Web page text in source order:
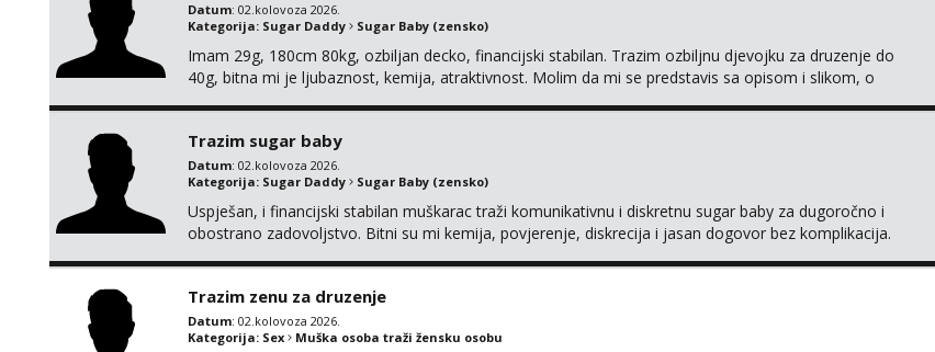
Datum: 02.kolovoza 2026.
Kategorija: Sugar Daddy Sugar Baby (zensko)
Imam 29g, 180cm 80kg, ozbiljan decko, financijski stabilan. Trazim ozbiljnu djevojku za druzenje do
40g, bitna mi je ljubaznost, kemija, atraktivnost. Molim da mi se predstavis sa opisom i slikom, o
Trazim sugar baby
Datum: 02.kolovoza 2026.
Kategorija: Sugar Daddy Sugar Baby (zensko)
Uspješan, i financijski stabilan muškarac traži komunikativnu i diskretnu sugar baby za dugoročno i
obostrano zadovoljstvo. Bitni su mi kemija, povjerenje, diskrecija i jasan dogovor bez komplikacija.
Trazim zenu za druzenje
Datum: 02.kolovoza 2026.
Kategorija: Sex Muška osoba traži žensku osobu